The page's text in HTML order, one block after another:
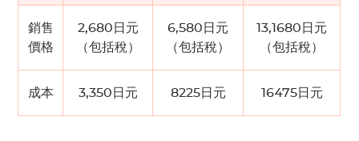
銷售
價格
2,680日元
（包括稅）
6,580日元
（包括稅）
13,1680日元
（包括稅）
成本 3,350日元 8225日元 16475日元